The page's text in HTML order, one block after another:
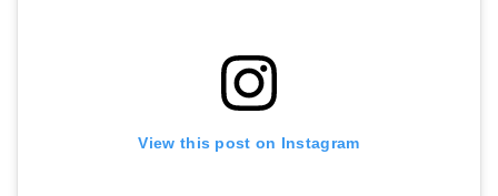
View this post on Instagram